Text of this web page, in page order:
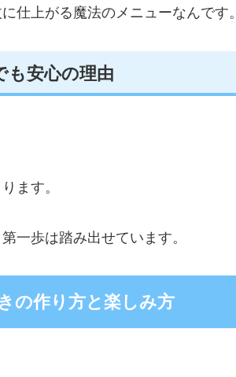
仕上がる魔法のメニューなんです。
も安心の理由
ます。
一歩は踏み出せています。
の作り方と楽しみ方